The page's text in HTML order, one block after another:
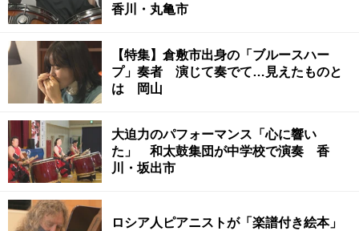
香川・丸亀市
【特集】倉敷市出身の「ブルースハー
プ」奏者 演じて奏でて…見えたものと
は 岡山
大迫力のパフォーマンス「心に響い
た」 和太鼓集団が中学校で演奏 香
川・坂出市
ロシア人ピアニストが「楽譜付き絵本」